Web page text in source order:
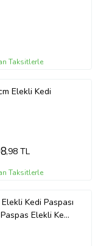
Taksitlerle
Elekli Kedi
,98 TL
Taksitlerle
Kedi Paspası
Elekli Kedi